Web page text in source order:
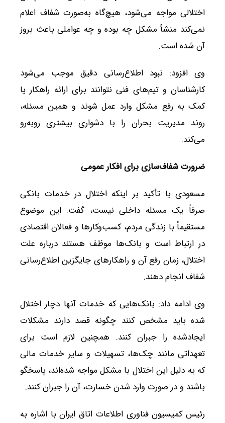
اختلالی مواجه می‌شود، هیچ‌گاه به‌صورت شفاف اعلام
نمی‌کند منشأ مشکل چه بوده و چه عواملی باعث بروز
آن شده است.
وی افزود: نبود اطلاع‌رسانی دقیق موجب می‌شود
کارشناسان و تیم‌های فنی نتوانند برای ارائه راهکار یا
کمک به رفع مشکل وارد عمل شوند و همین مسئله،
روند مدیریت بحران را با دشواری بیشتری روبه‌رو
می‌کند.
ضرورت شفاف‌سازی برای افکار عمومی
مسعودی با تأکید بر اینکه اختلال در خدمات بانکی
صرفاً یک مسئله داخلی نیست، گفت: این موضوع
مستقیماً با زندگی مردم، کسب‌وکارها و فعالان اقتصادی
در ارتباط است و بانک‌ها موظف هستند درباره علت
اختلال، زمان رفع آن و راهکارهای جایگزین اطلاع‌رسانی
شفاف انجام دهند.
وی ادامه داد: بانک‌هایی که خدمات آنها دچار اختلال
شده باید مشخص کنند چگونه قصد دارند مشکلات
ایجادشده را جبران کنند. همچنین لازم است برای
تعهداتی مانند چک‌ها، تسهیلات و سایر خدمات مالی
که به دلیل این اختلال با مشکل مواجه شده‌اند، پاسخگو
باشند و در صورت وارد شدن خسارت، آن را جبران کنند.
رئیس کمیسیون فناوری اطلاعات اتاق ایران با اشاره به